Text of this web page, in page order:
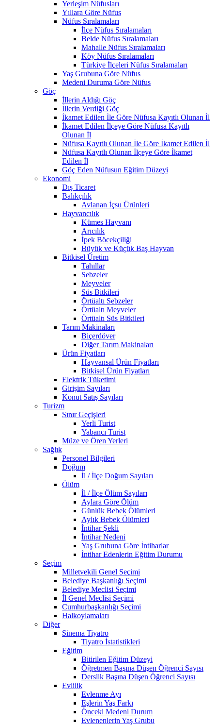
Yerleşim Nüfusları
Yıllara Göre Nüfus
Nüfus Sıralamaları
İlçe Nüfus Sıralamaları
Belde Nüfus Sıralamaları
Mahalle Nüfus Sıralamaları
Köy Nüfus Sıralamaları
Türkiye İlçeleri Nüfus Sıralamaları
Yaş Grubuna Göre Nüfus
Medeni Duruma Göre Nüfus
Göç
İllerin Aldığı Göç
İllerin Verdiği Göç
İkamet Edilen İle Göre Nüfusa Kayıtlı Olunan İl
İkamet Edilen İlçeye Göre Nüfusa Kayıtlı
Olunan İl
Nüfusa Kayıtlı Olunan İle Göre İkamet Edilen İl
Nüfusa Kayıtlı Olunan İlçeye Göre İkamet
Edilen İl
Göç Eden Nüfusun Eğitim Düzeyi
Ekonomi
Dış Ticaret
Balıkçılık
Avlanan İçsu Ürünleri
Hayvancılık
Kümes Hayvanı
Arıcılık
İpek Böcekçiliği
Büyük ve Küçük Baş Hayvan
Bitkisel Üretim
Tahıllar
Sebzeler
Meyveler
Süs Bitkileri
Örtüaltı Sebzeler
Örtüaltı Meyveler
Örtüaltı Süs Bitkileri
Tarım Makinaları
Biçerdöver
Diğer Tarım Makinaları
Ürün Fiyatları
Hayvansal Ürün Fiyatları
Bitkisel Ürün Fiyatları
Elektrik Tüketimi
Girişim Sayıları
Konut Satış Sayıları
Turizm
Sınır Geçişleri
Yerli Turist
Yabancı Turist
Müze ve Ören Yerleri
Sağlık
Personel Bilgileri
Doğum
İl / İlçe Doğum Sayıları
Ölüm
İl / İlçe Ölüm Sayıları
Aylara Göre Ölüm
Günlük Bebek Ölümleri
Aylık Bebek Ölümleri
İntihar Şekli
İntihar Nedeni
Yaş Grubuna Göre İntiharlar
İntihar Edenlerin Eğitim Durumu
Seçim
Milletvekili Genel Seçimi
Belediye Başkanlığı Seçimi
Belediye Meclisi Seçimi
İl Genel Meclisi Seçimi
Cumhurbaşkanlığı Seçimi
Halkoylamaları
Diğer
Sinema Tiyatro
Tiyatro İstatistikleri
Eğitim
Bitirilen Eğitim Düzeyi
Öğretmen Başına Düşen Öğrenci Sayısı
Derslik Başına Düşen Öğrenci Sayısı
Evlilik
Evlenme Ayı
Eşlerin Yaş Farkı
Önceki Medeni Durum
Evlenenlerin Yaş Grubu